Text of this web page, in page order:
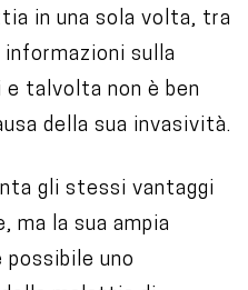
in una sola volta, tra
sulla
talvolta non è ben
della sua invasività.
gli stessi vantaggi
ma la sua ampia
uno